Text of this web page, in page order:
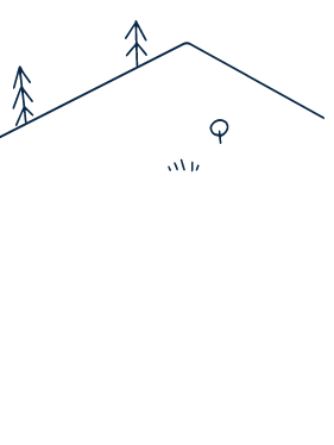
et à proposer des solutions
formelle qu’une approche
3/ Une routine au quotidien ?
Je regarde rapidement l’email